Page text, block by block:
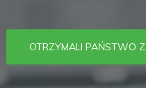
OTRZYMALI PAŃSTWO